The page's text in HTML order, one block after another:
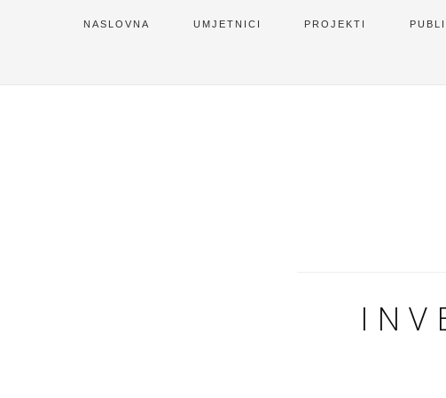
NASLOVNA UMJETNICI PROJEKTI